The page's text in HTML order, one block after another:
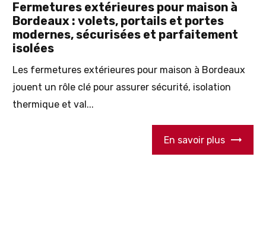
Fermetures extérieures pour maison à
Bordeaux : volets, portails et portes
modernes, sécurisées et parfaitement
isolées
Les fermetures extérieures pour maison à Bordeaux
jouent un rôle clé pour assurer sécurité, isolation
thermique et val...
En savoir plus